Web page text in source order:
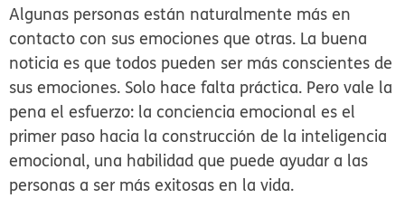
Algunas personas están naturalmente más en
contacto con sus emociones que otras. La buena
noticia es que todos pueden ser más conscientes de
sus emociones. Solo hace falta práctica. Pero vale la
pena el esfuerzo: la conciencia emocional es el
primer paso hacia la construcción de la inteligencia
emocional, una habilidad que puede ayudar a las
personas a ser más exitosas en la vida.